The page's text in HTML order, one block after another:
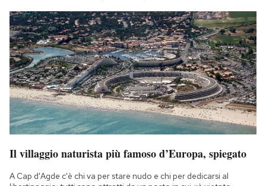
Il villaggio naturista più famoso d’Europa, spiegato
A Cap d'Agde c'è chi va per stare nudo e chi per dedicarsi al